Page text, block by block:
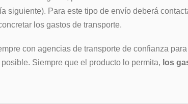
siguiente). Para este tipo de envío deberá
los gastos de transporte.
con agencias de transporte de confianza
posible. Siempre que el producto lo permita, los